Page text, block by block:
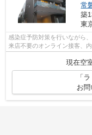
常
築
東
感染症予防対策を行いながら
来店不要のオンライン接客、
現在空
「
お